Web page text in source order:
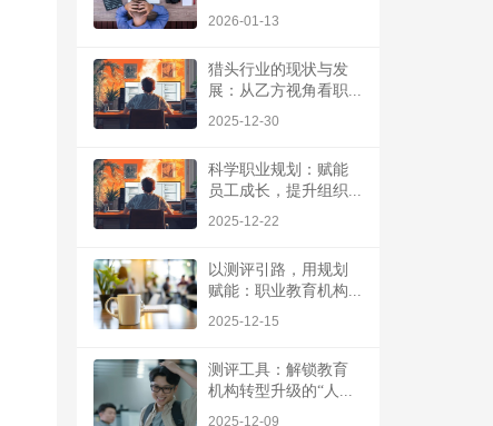
2026-01-13
猎头行业的现状与发
展：从乙方视角看职...
2025-12-30
科学职业规划：赋能
员工成长，提升组织...
2025-12-22
以测评引路，用规划
赋能：职业教育机构...
2025-12-15
测评工具：解锁教育
机构转型升级的“人...
2025-12-09